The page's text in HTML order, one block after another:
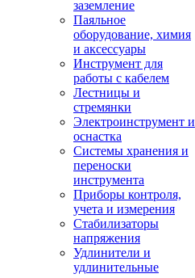
заземление
Паяльное
оборудование, химия
и аксессуары
Инструмент для
работы с кабелем
Лестницы и
стремянки
Электроинструмент и
оснастка
Системы хранения и
переноски
инструмента
Приборы контроля,
учета и измерения
Стабилизаторы
напряжения
Удлинители и
удлинительные